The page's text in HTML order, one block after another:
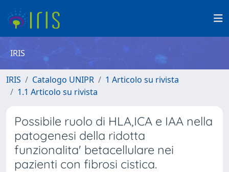
IRIS
IRIS Catalogo UNIPR
1 Articolo su rivista
1.1 Articolo su rivista
Possibile ruolo di HLA,ICA e IAA nella
patogenesi della ridotta
funzionalita' betacellulare nei
pazienti con fibrosi cistica.